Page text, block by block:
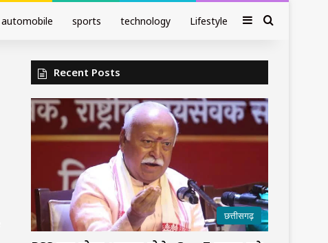
automobile sports technology Lifestyle SidebarSearch
Recent Posts
छत्तीसगढ़